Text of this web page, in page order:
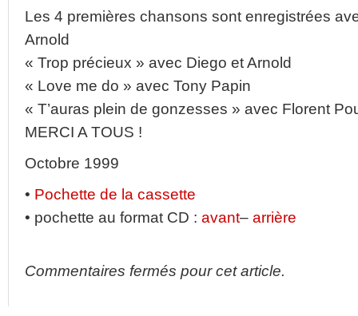
Les 4 premières chansons sont enregistrées
Arnold
« Trop précieux » avec Diego et Arnold
« Love me do » avec Tony Papin
« T’auras plein de gonzesses » avec Florent
MERCI A TOUS !
Octobre 1999
• Pochette de la cassette
• pochette au format CD : avant– arrière
Commentaires fermés pour cet article.